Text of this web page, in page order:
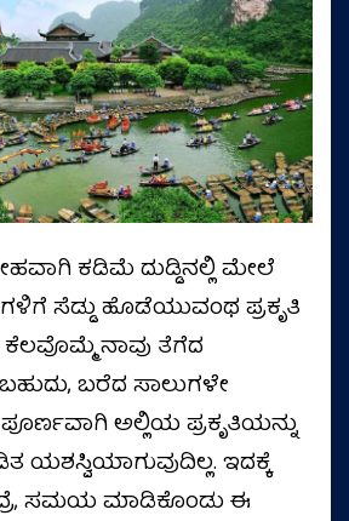
ಕಡಿಮೆ ದುಡ್ಡಿನಲ್ಲಿ ಮೇಲೆ
ಸೆಡ್ಡು ಹೊಡೆಯುವಂಥ ಪ್ರಕೃತಿ
ನಾವು ತೆಗೆದ
ಬರೆದ ಸಾಲುಗಳೇ
ಅಲ್ಲಿಯ ಪ್ರಕೃತಿಯನ್ನು
ಯಶಸ್ವಿಯಾಗುವುದಿಲ್ಲ. ಇದಕ್ಕೆ
ಸಮಯ ಮಾಡಿಕೊಂಡು ಈ